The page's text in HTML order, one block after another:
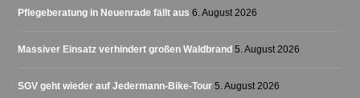
Pflegeberatung in Neuenrade fällt aus 6. August 2026
Massiver Einsatz verhindert großen Waldbrand 5. August 2026
SGV geht wieder auf Jedermann-Bike-Tour 5. August 2026